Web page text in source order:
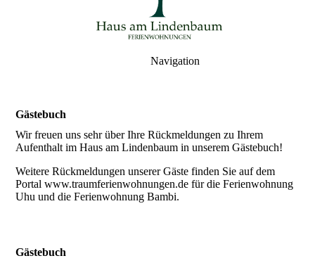
Navigation
Gästebuch
Wir freuen uns sehr über Ihre Rückmeldungen zu Ihrem
Aufenthalt im Haus am Lindenbaum in unserem Gästebuch!
Weitere Rückmeldungen unserer Gäste finden Sie auf dem
Portal www.traumferienwohnungen.de für die Ferienwohnung
Uhu und die Ferienwohnung Bambi.
Gästebuch